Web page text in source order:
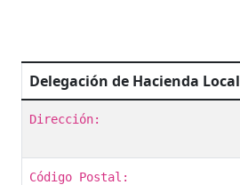
Delegación de Hacienda Local
Dirección:
Código Postal: